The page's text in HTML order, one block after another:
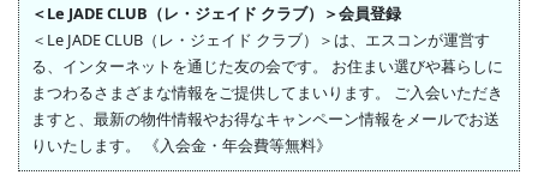
＜Le JADE CLUB（レ・ジェイド クラブ）＞会員登録
＜Le JADE CLUB（レ・ジェイド クラブ）＞は、エスコンが運営す
る、インターネットを通じた友の会です。 お住まい選びや暮らしに
まつわるさまざまな情報をご提供してまいります。 ご入会いただき
ますと、最新の物件情報やお得なキャンペーン情報をメールでお送
りいたします。 《入会金・年会費等無料》